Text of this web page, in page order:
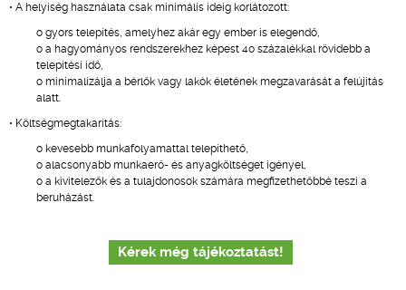
• A helyiség használata csak minimális ideig korlátozott:
o gyors telepítés, amelyhez akár egy ember is elegendő,
o a hagyományos rendszerekhez képest 40 százalékkal rövidebb a
telepítési idő,
o minimalizálja a bérlők vagy lakók életének megzavarását a felújítás
alatt.
• Költségmegtakarítás:
o kevesebb munkafolyamattal telepíthető,
o alacsonyabb munkaerő- és anyagköltséget igényel,
o a kivitelezők és a tulajdonosok számára megfizethetőbbé teszi a
beruházást.
Kérek még tájékoztatást!